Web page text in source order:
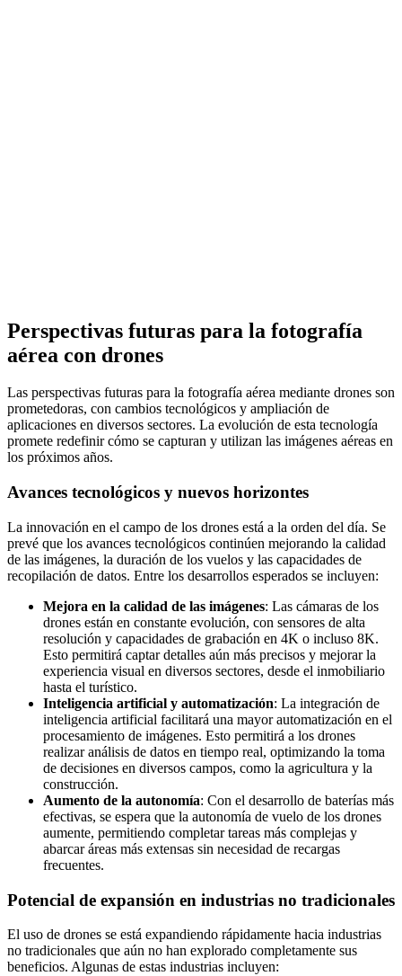
Perspectivas futuras para la fotografía
aérea con drones
Las perspectivas futuras para la fotografía aérea mediante drones son
prometedoras, con cambios tecnológicos y ampliación de
aplicaciones en diversos sectores. La evolución de esta tecnología
promete redefinir cómo se capturan y utilizan las imágenes aéreas en
los próximos años.
Avances tecnológicos y nuevos horizontes
La innovación en el campo de los drones está a la orden del día. Se
prevé que los avances tecnológicos continúen mejorando la calidad
de las imágenes, la duración de los vuelos y las capacidades de
recopilación de datos. Entre los desarrollos esperados se incluyen:
Mejora en la calidad de las imágenes: Las cámaras de los
drones están en constante evolución, con sensores de alta
resolución y capacidades de grabación en 4K o incluso 8K.
Esto permitirá captar detalles aún más precisos y mejorar la
experiencia visual en diversos sectores, desde el inmobiliario
hasta el turístico.
Inteligencia artificial y automatización: La integración de
inteligencia artificial facilitará una mayor automatización en el
procesamiento de imágenes. Esto permitirá a los drones
realizar análisis de datos en tiempo real, optimizando la toma
de decisiones en diversos campos, como la agricultura y la
construcción.
Aumento de la autonomía: Con el desarrollo de baterías más
efectivas, se espera que la autonomía de vuelo de los drones
aumente, permitiendo completar tareas más complejas y
abarcar áreas más extensas sin necesidad de recargas
frecuentes.
Potencial de expansión en industrias no tradicionales
El uso de drones se está expandiendo rápidamente hacia industrias
no tradicionales que aún no han explorado completamente sus
beneficios. Algunas de estas industrias incluyen: